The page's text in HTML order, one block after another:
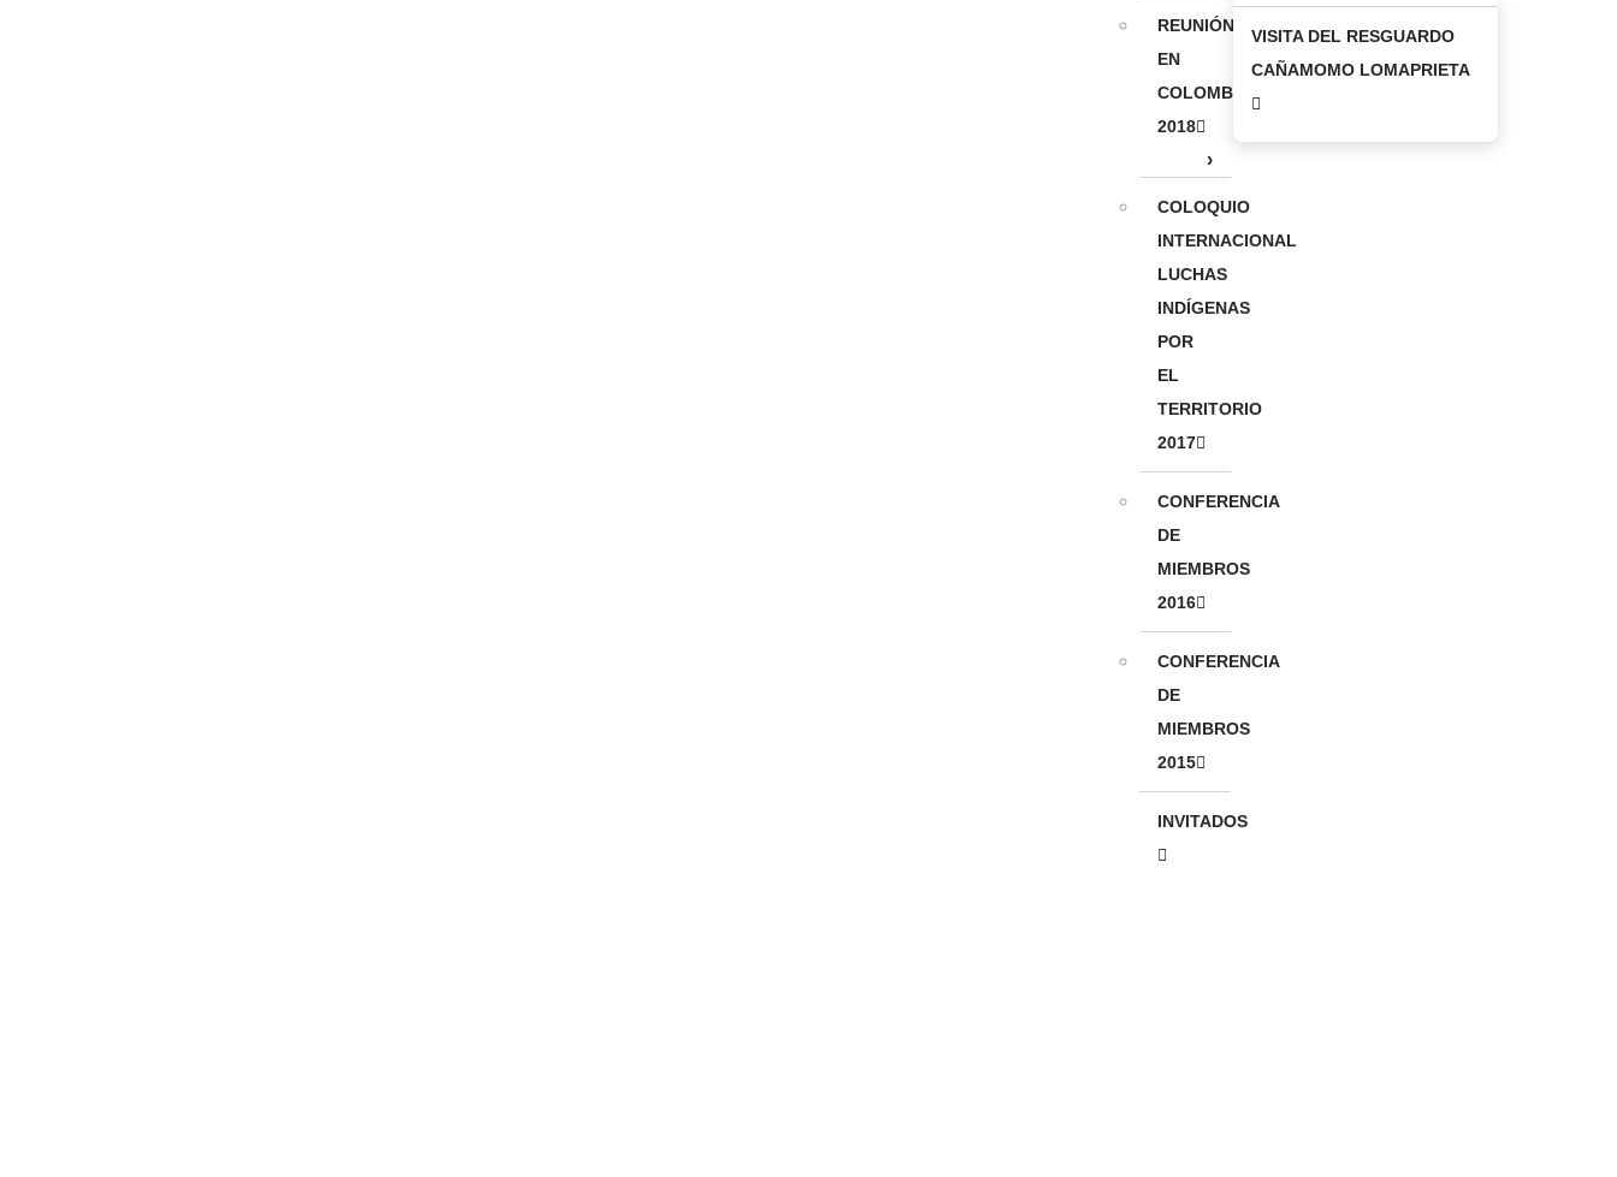
REUNIÓN
EN
COLOMBIA
2018
VISITA DEL RESGUARDO
CAÑAMOMO LOMAPRIETA
COLOQUIO
INTERNACIONAL
LUCHAS
INDÍGENAS
POR
EL
TERRITORIO
2017
CONFERENCIA
DE
MIEMBROS
2016
CONFERENCIA
DE
MIEMBROS
2015
INVITADOS